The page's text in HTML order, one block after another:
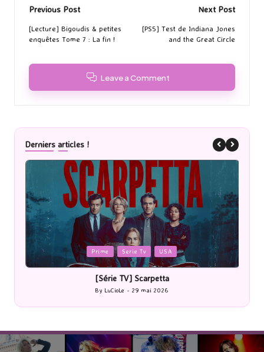
Post
navigation
Previous Post
[Lecture] Bigoudis & petites
enquêtes Tome 7 : La fin !
Next Post
[PS5] Test de Indiana Jones
and the Great Circle
Leave a Comment
Derniers articles !
Posted
in
Prime Serie Tv USA
[Série TV] Scarpetta
Posted
by
By LuCioLe 29 mai 2026